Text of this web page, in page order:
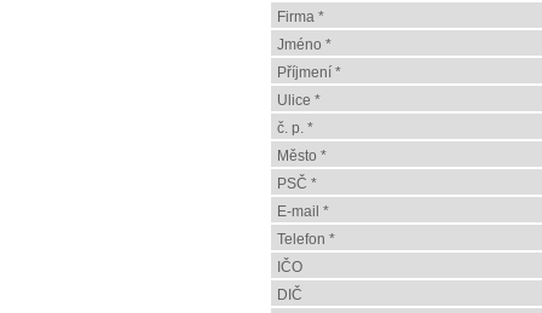
Firma *
Jméno *
Příjmení *
Ulice *
č. p. *
Město *
PSČ *
E-mail *
Telefon *
IČO
DIČ